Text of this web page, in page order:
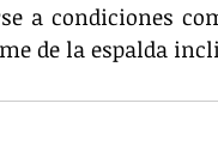
a condiciones
de la espalda